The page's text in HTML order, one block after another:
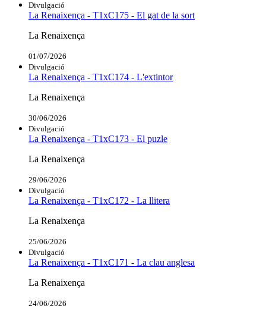
Divulgació
La Renaixença - T1xC175 - El gat de la sort
La Renaixença
01/07/2026
Divulgació
La Renaixença - T1xC174 - L'extintor
La Renaixença
30/06/2026
Divulgació
La Renaixença - T1xC173 - El puzle
La Renaixença
29/06/2026
Divulgació
La Renaixença - T1xC172 - La llitera
La Renaixença
25/06/2026
Divulgació
La Renaixença - T1xC171 - La clau anglesa
La Renaixença
24/06/2026